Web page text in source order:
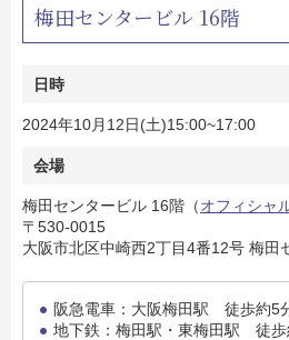
梅田センタービル 16階
日時
2024年10月12日(土)15:00~17:00
会場
梅田センタービル 16階（オフィシャ
〒530-0015
大阪市北区中崎西2丁目4番12号 梅田
阪急電車：大阪梅田駅 徒歩約5
地下鉄：梅田駅・東梅田駅 徒歩